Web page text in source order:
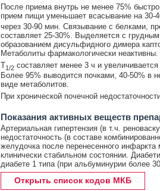
После приема внутрь не менее 75%
прием пищи уменьшает всасывание на 30-
через 30-90 мин. Связывание с белками,
составляет 25-30%. Выделяется с
образованием дисульфидного димера
Метаболиты фармакологически неактивны.
T1/2составляет менее 3 ч и увеличивается
Более 95% выводится почками, 40-50% в
виде метаболитов.
При хронической почечной
Показания активных веществ
Артериальная гипертензия (в т.ч.
недостаточность (в составе
желудочка после перенесенного
клинически стабильном состоянии.
диабете 1 типа (при альбуминурии более
Открыть список кодов МКБ